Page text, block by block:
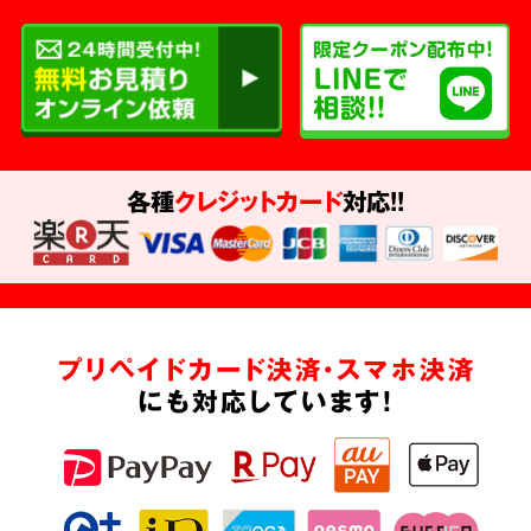
各種クレジットカード対応!!
プリペイドカード決済・スマホ決済
にも対応しています!